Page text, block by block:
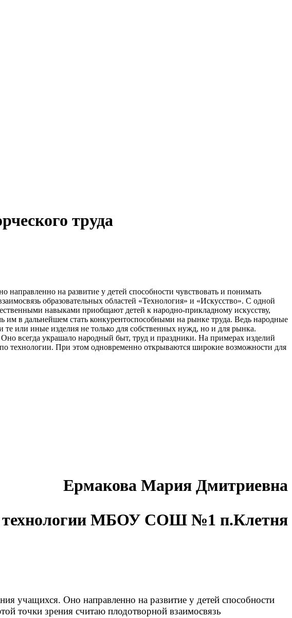
труда
на развитие у детей способности чувствовать и понимать
образовательных областей «Технология» и «Искусство». С одной
навыками приобщают детей к народно-прикладному искусству,
им в дальнейшем стать конкурентоспособными на рынке труда. Ведь народные
или иные изделия не только для собственных нужд, но и для рынка.
всегда украшало народный быт, труд и праздники. На примерах изделий
технологии. При этом одновременно открываются широкие возможности для
Мария Дмитриевна
технологии МБОУ СОШ №1 п.Клетня
учащихся. Оно направленно на развитие у детей способности
точки зрения считаю плодотворной взаимосвязь